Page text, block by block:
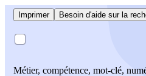
Imprimer Besoin d'aide sur la
Métier, compétence, mot-clé,